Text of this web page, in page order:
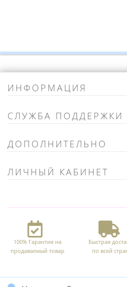
ИНФОРМАЦИЯ
СЛУЖБА ПОДДЕРЖКИ
ДОПОЛНИТЕЛЬНО
ЛИЧНЫЙ КАБИНЕТ
100% Гарантия на
продаваемый товар
Быстрая
по всей